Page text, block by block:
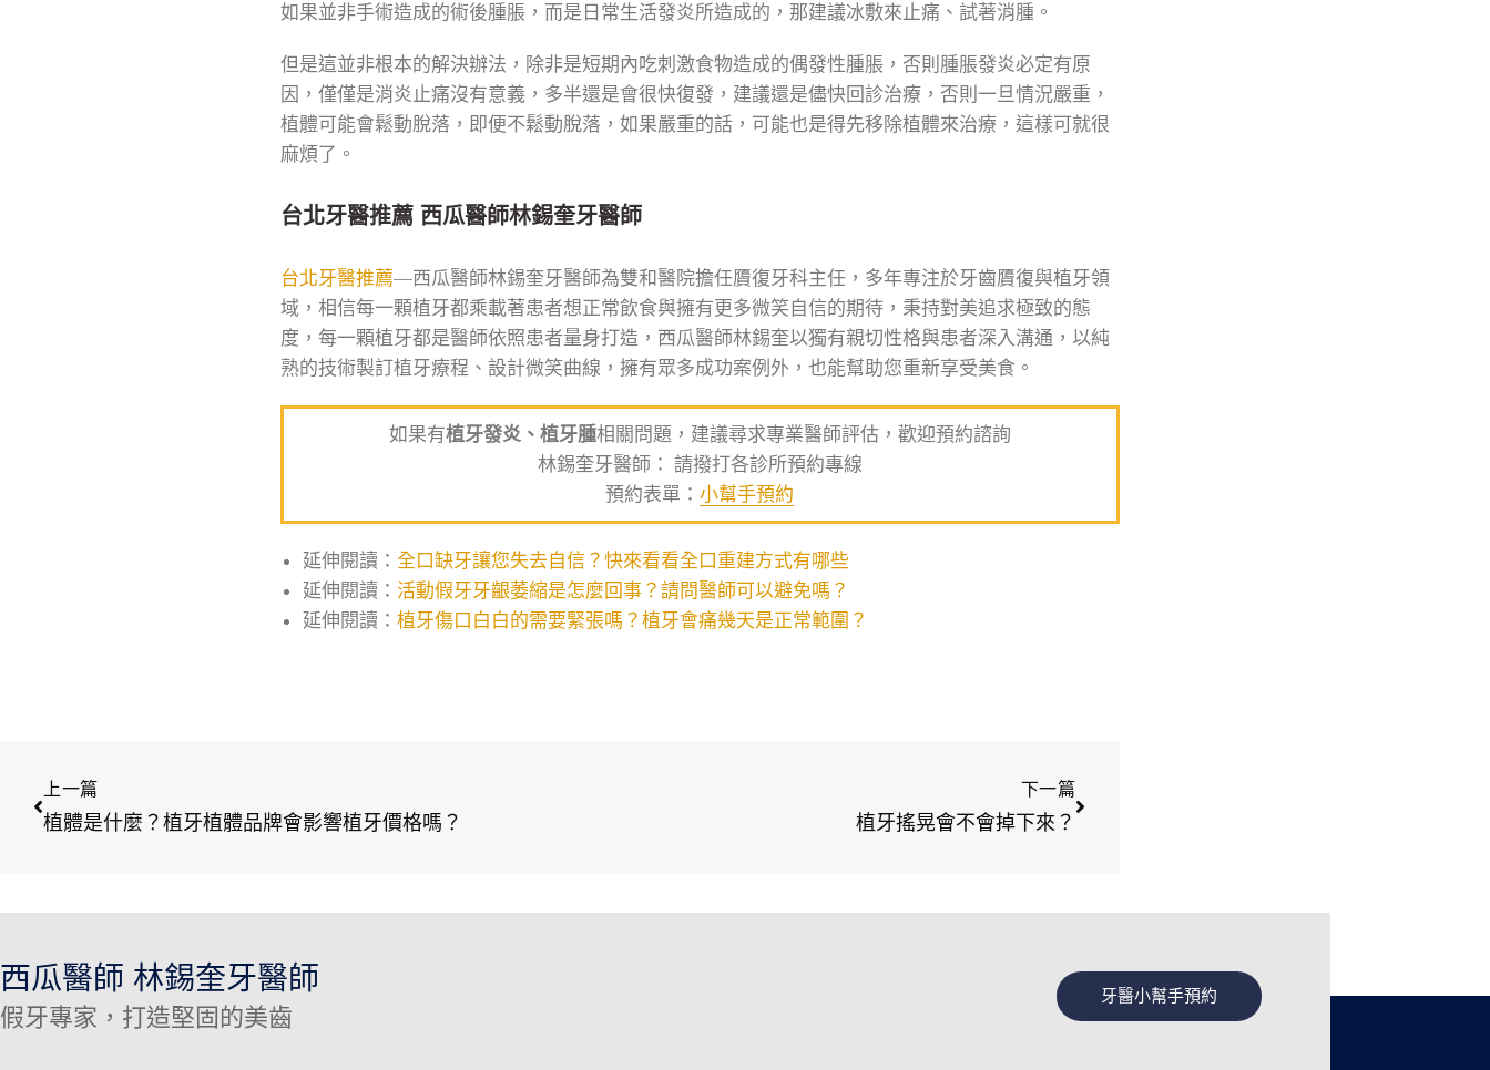
如果並非手術造成的術後腫脹，而是日常生活發炎所造成的，那建議冰敷來止痛、試著消腫。
但是這並非根本的解決辦法，除非是短期內吃刺激食物造成的偶發性腫脹，否則腫脹發炎必定有原
因，僅僅是消炎止痛沒有意義，多半還是會很快復發，建議還是儘快回診治療，否則一旦情況嚴重，
植體可能會鬆動脫落，即便不鬆動脫落，如果嚴重的話，可能也是得先移除植體來治療，這樣可就很
麻煩了。
台北牙醫推薦 西瓜醫師林錫奎牙醫師
台北牙醫推薦—西瓜醫師林錫奎牙醫師為雙和醫院擔任贗復牙科主任，多年專注於牙齒贗復與植牙領
域，相信每一顆植牙都乘載著患者想正常飲食與擁有更多微笑自信的期待，秉持對美追求極致的態
度，每一顆植牙都是醫師依照患者量身打造，西瓜醫師林錫奎以獨有親切性格與患者深入溝通，以純
熟的技術製訂植牙療程、設計微笑曲線，擁有眾多成功案例外，也能幫助您重新享受美食。
如果有植牙發炎、植牙腫相關問題，建議尋求專業醫師評估，歡迎預約諮詢
林錫奎牙醫師： 請撥打各診所預約專線
預約表單：小幫手預約
延伸閱讀： 全口缺牙讓您失去自信？快來看看全口重建方式有哪些
延伸閱讀： 活動假牙牙齦萎縮是怎麼回事？請問醫師可以避免嗎？
延伸閱讀： 植牙傷口白白的需要緊張嗎？植牙會痛幾天是正常範圍？
上一篇
植體是什麼？植牙植體品牌會影響植牙價格嗎？
下一篇
植牙搖晃會不會掉下來？
西瓜醫師 林錫奎牙醫師
假牙專家，打造堅固的美齒
牙醫小幫手預約